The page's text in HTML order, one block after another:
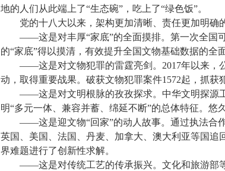
地的人们从此端上了“生态碗”，吃上了“绿色饭”。
党的十八大以来，架构更加清晰、责任更加明确
——这是对丰厚“家底”的全面摸排。第一次全国可
的“家底”得以摸清，有效提升全国文物基础数据的全
——这是对文物犯罪的雷霆亮剑。2017年以来，公
动，取得重要战果。破获文物犯罪案件1572起，抓获
——这是对文明根脉的孜孜探求。中华文明探源工
明“多元一体、兼容并蓄、绵延不断”的总体特征。悠
——这是迎文物“回家”的动人故事。通过执法合作
英国、美国、法国、丹麦、加拿大、澳大利亚等国追
界难题进行了创新性求解。
——这是对传统工艺的传承振兴。文化和旅游部等